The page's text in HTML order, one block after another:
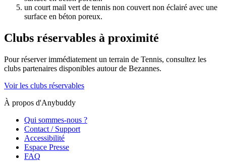
un court mail vert de tennis non couvert non éclairé avec une
surface en béton poreux.
Clubs réservables à proximité
Pour réserver immédiatement un terrain de Tennis, consultez les
clubs partenaires disponibles autour de Bezannes.
Voir les clubs réservables
À propos d'Anybuddy
Qui sommes-nous ?
Contact / Support
Accessibilité
Espace Presse
FAQ